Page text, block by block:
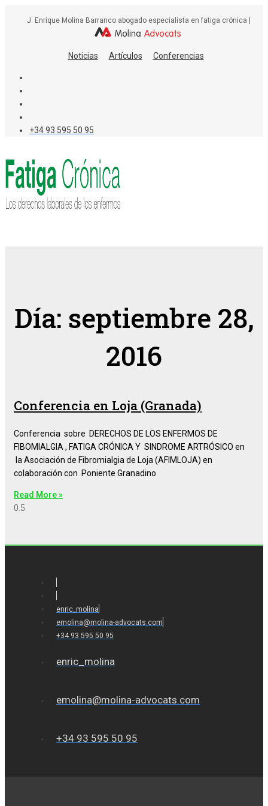
J. Enrique Molina Barranco abogado especialista en fatiga crónica |
Noticias Artículos Conferencias
+34 93 595 50 95
Día: septiembre 28,
2016
Conferencia en Loja (Granada)
Conferencia sobre DERECHOS DE LOS ENFERMOS DE
FIBOMIALGIA , FATIGA CRÓNICA Y SINDROME ARTRÓSICO en
la Asociación de Fibromialgia de Loja (AFIMLOJA) en
colaboración con Poniente Granadino
Read More »
enric_molina
emolina@molina-advocats.com
+34 93 595 50 95
enric_molina
emolina@molina-advocats.com
+34 93 595 50 95